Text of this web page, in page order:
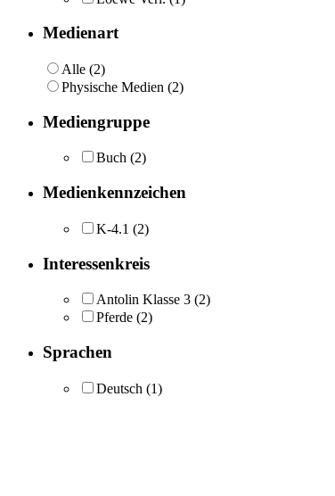
Medienart
Alle (2)
Physische Medien (2)
Mediengruppe
Buch (2)
Medienkennzeichen
K-4.1 (2)
Interessenkreis
Antolin Klasse 3 (2)
Pferde (2)
Sprachen
Deutsch (1)